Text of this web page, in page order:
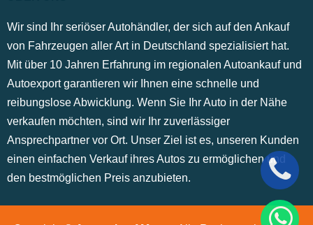
Wir sind Ihr seriöser Autohändler, der sich auf den Ankauf
von Fahrzeugen aller Art in Deutschland spezialisiert hat.
Mit über 10 Jahren Erfahrung im regionalen Autoankauf und
Autoexport garantieren wir Ihnen eine schnelle und
reibungslose Abwicklung. Wenn Sie Ihr Auto in der Nähe
verkaufen möchten, sind wir Ihr zuverlässiger
Ansprechpartner vor Ort. Unser Ziel ist es, unseren Kunden
einen einfachen Verkauf ihres Autos zu ermöglichen und
den bestmöglichen Preis anzubieten.